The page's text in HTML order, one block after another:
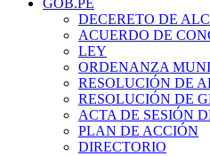
GOB.PE
DECERETO DE
ACUERDO DE
LEY
ORDENANZA
RESOLUCIÓN DE
RESOLUCIÓN DE
ACTA DE SESIÓN
PLAN DE ACCIÓN
DIRECTORIO